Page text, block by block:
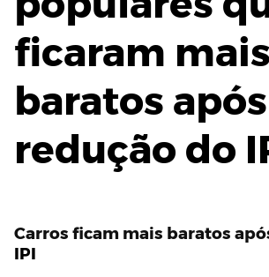
ficaram mais
baratos após
redução do
Carros ficam mais baratos
IPI